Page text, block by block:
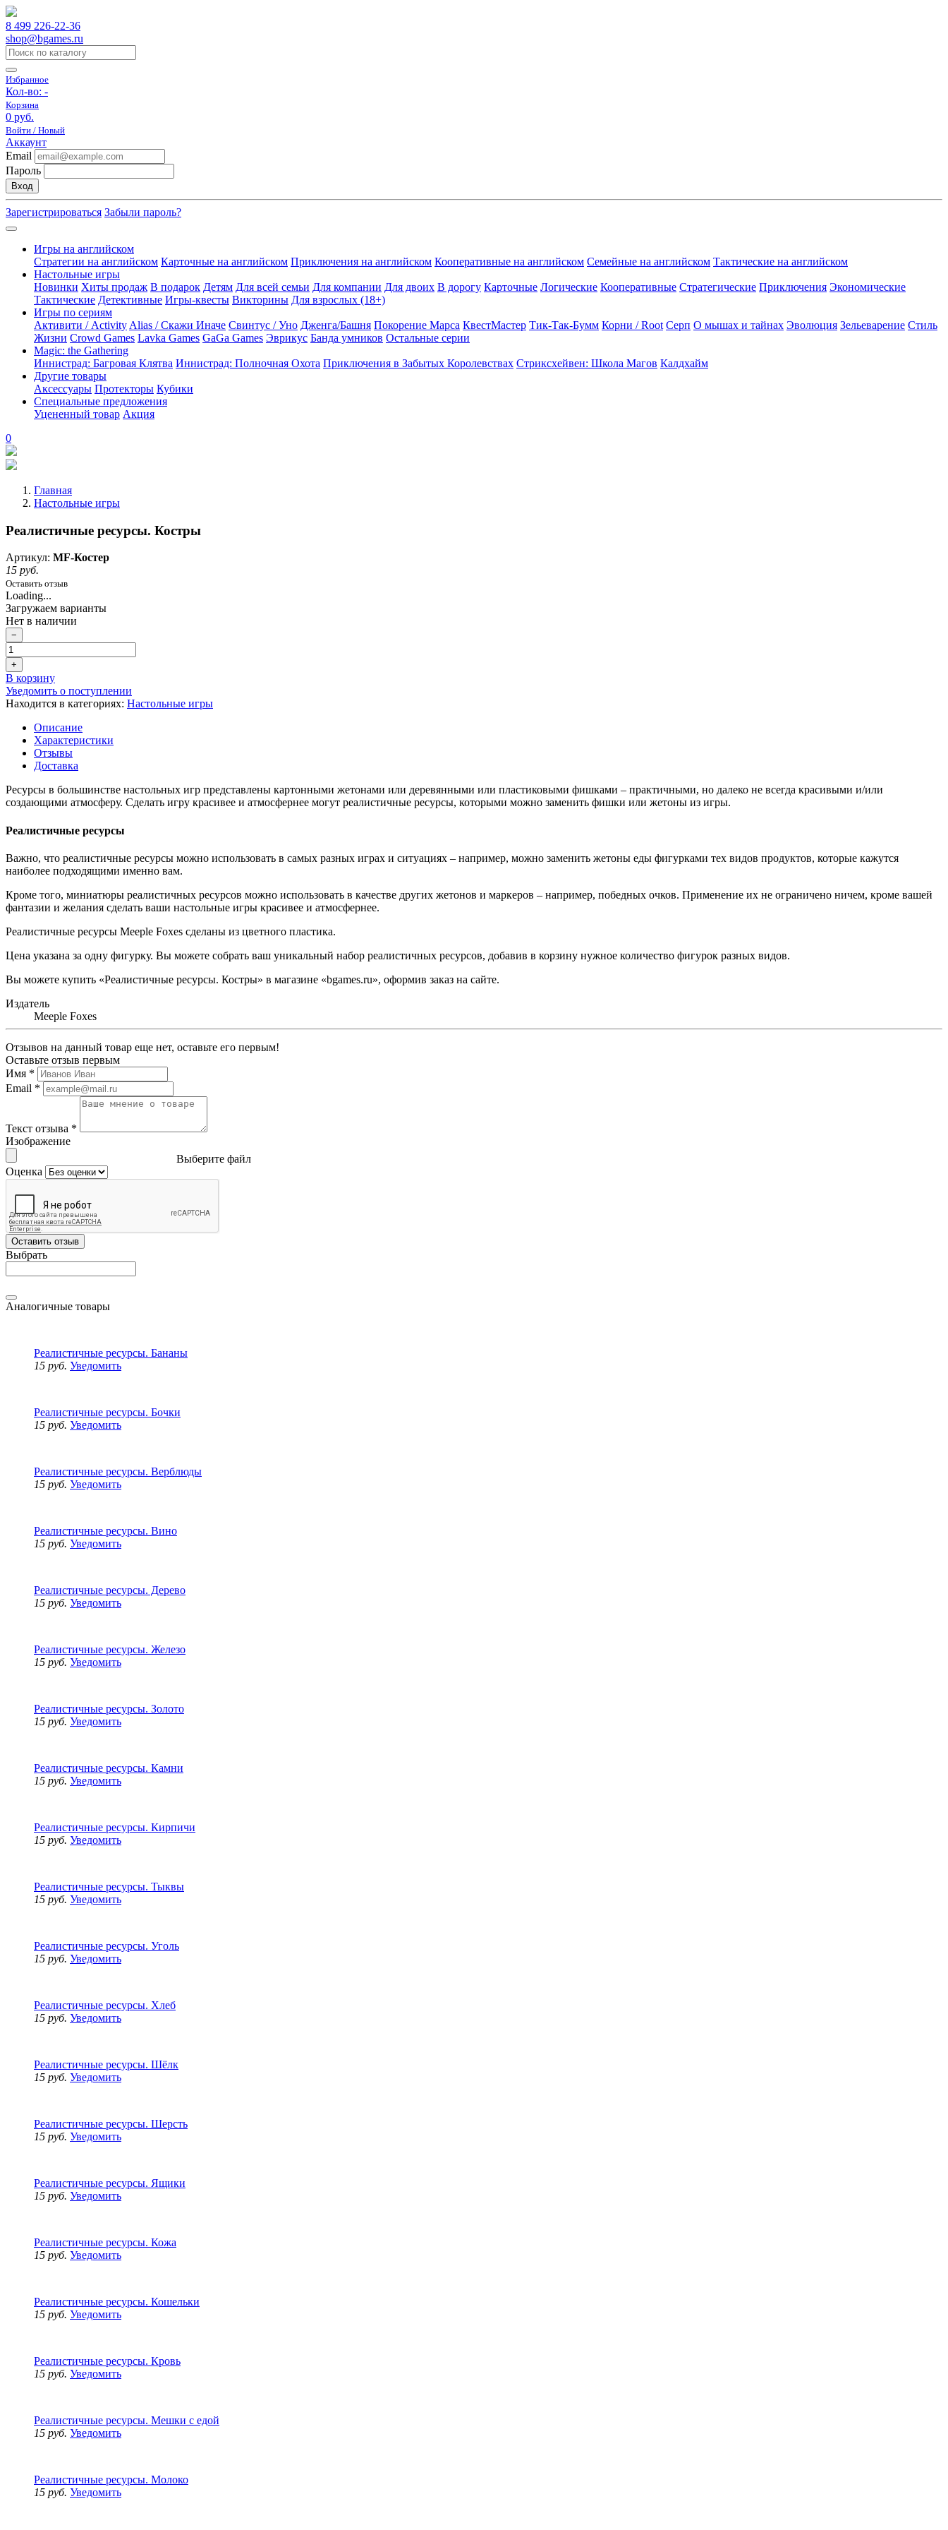
8 499 226-22-36
shop@bgames.ru
Избранное
Кол-во: -
Корзина
0 руб.
Войти / Новый
Аккаунт
Email
Пароль
Вход
Зарегистрироваться Забыли пароль?
Игры на английском
Стратегии на английском Карточные на английском Приключения на английском Кооперативные на английском Семейные на английском Тактические на английском
Настольные игры
Новинки Хиты продаж В подарок Детям Для всей семьи Для компании Для двоих В дорогу Карточные Логические Кооперативные Стратегические Приключения Экономические
Тактические Детективные Игры-квесты Викторины Для взрослых (18+)
Игры по сериям
Активити / Activity Alias / Скажи Иначе Свинтус / Уно Дженга/Башня Покорение Марса КвестМастер Тик-Так-Бумм Корни / Root Серп О мышах и тайнах Эволюция Зельеварение Стиль
Жизни Crowd Games Lavka Games GaGa Games Эврикус Банда умников Остальные серии
Magic: the Gathering
Иннистрад: Багровая Клятва Иннистрад: Полночная Охота Приключения в Забытых Королевствах Стриксхейвен: Школа Магов Калдхайм
Другие товары
Аксессуары Протекторы Кубики
Специальные предложения
Уцененный товар Акция
0
Главная
Настольные игры
Реалистичные ресурсы. Костры
Артикул: MF-Костер
15 руб.
Оставить отзыв
Loading...
Загружаем варианты
Нет в наличии
−
+
В корзину
Уведомить о поступлении
Находится в категориях: Настольные игры
Описание
Характеристики
Отзывы
Доставка
Ресурсы в большинстве настольных игр представлены картонными жетонами или деревянными или пластиковыми фишками – практичными, но далеко не всегда красивыми и/или
создающими атмосферу. Сделать игру красивее и атмосфернее могут реалистичные ресурсы, которыми можно заменить фишки или жетоны из игры.
Реалистичные ресурсы
Важно, что реалистичные ресурсы можно использовать в самых разных играх и ситуациях – например, можно заменить жетоны еды фигурками тех видов продуктов, которые кажутся
наиболее подходящими именно вам.
Кроме того, миниатюры реалистичных ресурсов можно использовать в качестве других жетонов и маркеров – например, победных очков. Применение их не ограничено ничем, кроме вашей
фантазии и желания сделать ваши настольные игры красивее и атмосфернее.
Реалистичные ресурсы Meeple Foxes сделаны из цветного пластика.
Цена указана за одну фигурку. Вы можете собрать ваш уникальный набор реалистичных ресурсов, добавив в корзину нужное количество фигурок разных видов.
Вы можете купить «Реалистичные ресурсы. Костры» в магазине «bgames.ru», оформив заказ на сайте.
Издатель
Meeple Foxes
Отзывов на данный товар еще нет, оставьте его первым!
Оставьте отзыв первым
Имя *
Email *
Текст отзыва *
Изображение
Выберите файл
Оценка
Оставить отзыв
Выбрать
Аналогичные товары
Реалистичные ресурсы. Бананы
15 руб. Уведомить
Реалистичные ресурсы. Бочки
15 руб. Уведомить
Реалистичные ресурсы. Верблюды
15 руб. Уведомить
Реалистичные ресурсы. Вино
15 руб. Уведомить
Реалистичные ресурсы. Дерево
15 руб. Уведомить
Реалистичные ресурсы. Железо
15 руб. Уведомить
Реалистичные ресурсы. Золото
15 руб. Уведомить
Реалистичные ресурсы. Камни
15 руб. Уведомить
Реалистичные ресурсы. Кирпичи
15 руб. Уведомить
Реалистичные ресурсы. Тыквы
15 руб. Уведомить
Реалистичные ресурсы. Уголь
15 руб. Уведомить
Реалистичные ресурсы. Хлеб
15 руб. Уведомить
Реалистичные ресурсы. Шёлк
15 руб. Уведомить
Реалистичные ресурсы. Шерсть
15 руб. Уведомить
Реалистичные ресурсы. Ящики
15 руб. Уведомить
Реалистичные ресурсы. Кожа
15 руб. Уведомить
Реалистичные ресурсы. Кошельки
15 руб. Уведомить
Реалистичные ресурсы. Кровь
15 руб. Уведомить
Реалистичные ресурсы. Мешки с едой
15 руб. Уведомить
Реалистичные ресурсы. Молоко
15 руб. Уведомить